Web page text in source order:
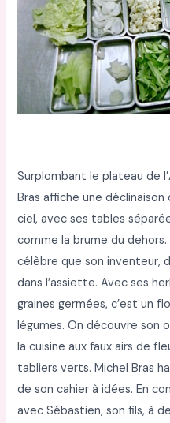
Surplombant le plateau de
Bras affiche une
ciel, avec ses tables
comme la brume du
célèbre que son inventeur,
dans l’assiette. Avec ses
graines germées, c’est un
légumes. On découvre son
la cuisine aux faux airs de
tabliers verts. Michel Bras
de son cahier à idées. En
avec Sébastien, son fils, à